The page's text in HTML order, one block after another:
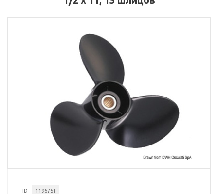
ID 1196751